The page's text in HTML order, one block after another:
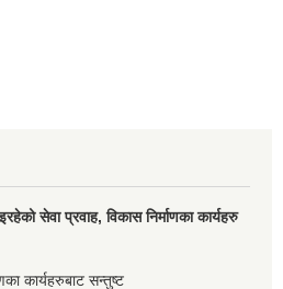
सेवा प्रवाह, विकास निर्माणका कार्यहरु
कार्यहरुबाट सन्तुष्ट